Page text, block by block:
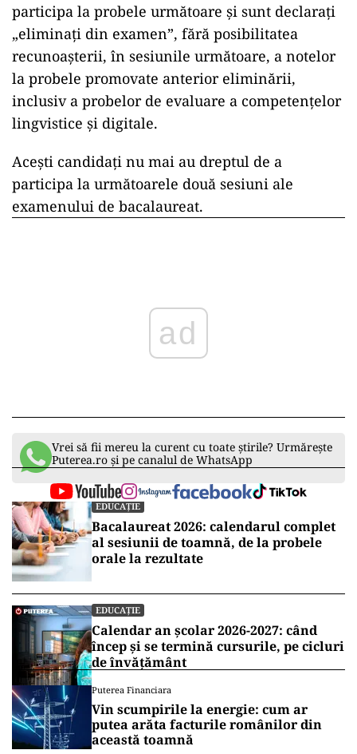
participa la probele următoare și sunt declarați
„eliminați din examen”, fără posibilitatea
recunoașterii, în sesiunile următoare, a notelor
la probele promovate anterior eliminării,
inclusiv a probelor de evaluare a competențelor
lingvistice și digitale.
Acești candidați nu mai au dreptul de a
participa la următoarele două sesiuni ale
examenului de bacalaureat.
ad
Vrei să fii mereu la curent cu toate știrile? Urmărește
Puterea.ro și pe canalul de WhatsApp
EDUCAȚIE
Bacalaureat 2026: calendarul complet
al sesiunii de toamnă, de la probele
orale la rezultate
EDUCAȚIE
Calendar an școlar 2026-2027: când
încep și se termină cursurile, pe cicluri
de învățământ
Puterea Financiara
Vin scumpirile la energie: cum ar
putea arăta facturile românilor din
această toamnă